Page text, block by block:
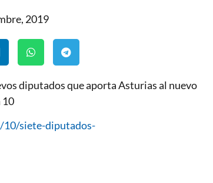
2019
diputados que aporta Asturias al nuevo
10
siete-diputados-